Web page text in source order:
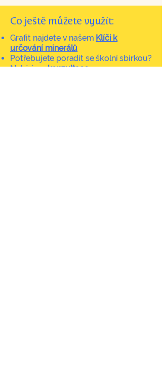
Co ještě můžete využít:
Grafit najdete v našem Klíči k
určování minerálů
Potřebujete poradit se školní sbírkou?
Nabízímekonzultace